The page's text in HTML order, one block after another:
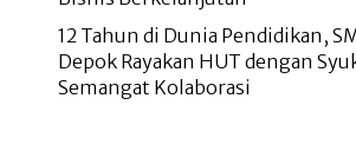
12 Tahun di Dunia Pendidikan,
Depok Rayakan HUT dengan
Semangat Kolaborasi